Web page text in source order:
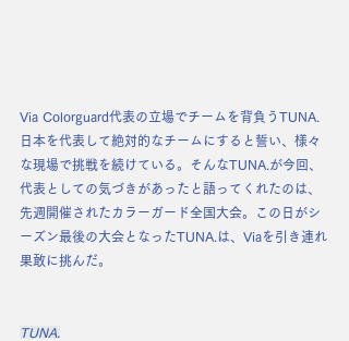
Via Colorguard代表の立場でチームを背負うTUNA.
日本を代表して絶対的なチームにすると誓い、様々
な現場で挑戦を続けている。そんなTUNA.が今回、
代表としての気づきがあったと語ってくれたのは、
先週開催されたカラーガード全国大会。この日がシ
ーズン最後の大会となったTUNA.は、Viaを引き連れ
果敢に挑んだ。
TUNA.